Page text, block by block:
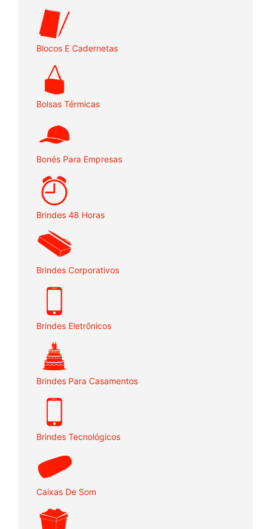
Blocos E Cadernetas
Bolsas Térmicas
Bonés Para Empresas
Brindes 48 Horas
Brindes Corporativos
Brindes Eletrônicos
Brindes Para Casamentos
Brindes Tecnológicos
Caixas De Som